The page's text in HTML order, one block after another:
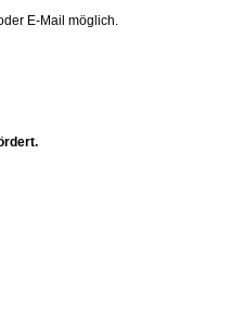
E-Mail möglich.